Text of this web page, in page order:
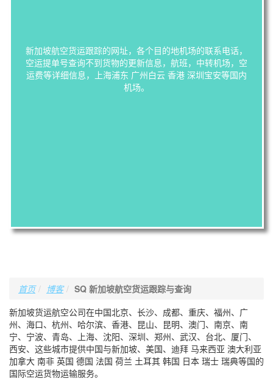
新加坡航空货运跟踪的网址，各个目的地机场的联系电话，
空运提单号查询不到货物的更新信息，航班，中转机场，空
运费等详细信息，上海浦东 广州白云 香港 深圳宝安等国内
机场。
首页 博客
SQ 新加坡航空货运跟踪与查询
新加坡货运航空公司在中国北京、长沙、成都、重庆、福州、广
州、海口、杭州、哈尔滨、香港、昆山、昆明、澳门、南京、南
宁、宁波、青岛、上海、沈阳、深圳、郑州、武汉、台北、厦门、
西安、这些城市提供中国与新加坡、美国、迪拜 马来西亚 澳大利亚
加拿大 南非 英国 德国 法国 荷兰 土耳其 韩国 日本 瑞士 瑞典等国的
国际空运货物运输服务。